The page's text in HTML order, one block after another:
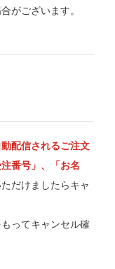
がございます。
配信されるご注文
注番号」、「お名
だけましたらキャ
ってキャンセル確